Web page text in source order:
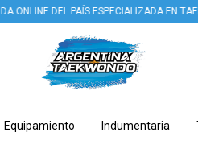
DEL PAÍS ESPECIALIZADA EN
Equipamiento Indumentaria